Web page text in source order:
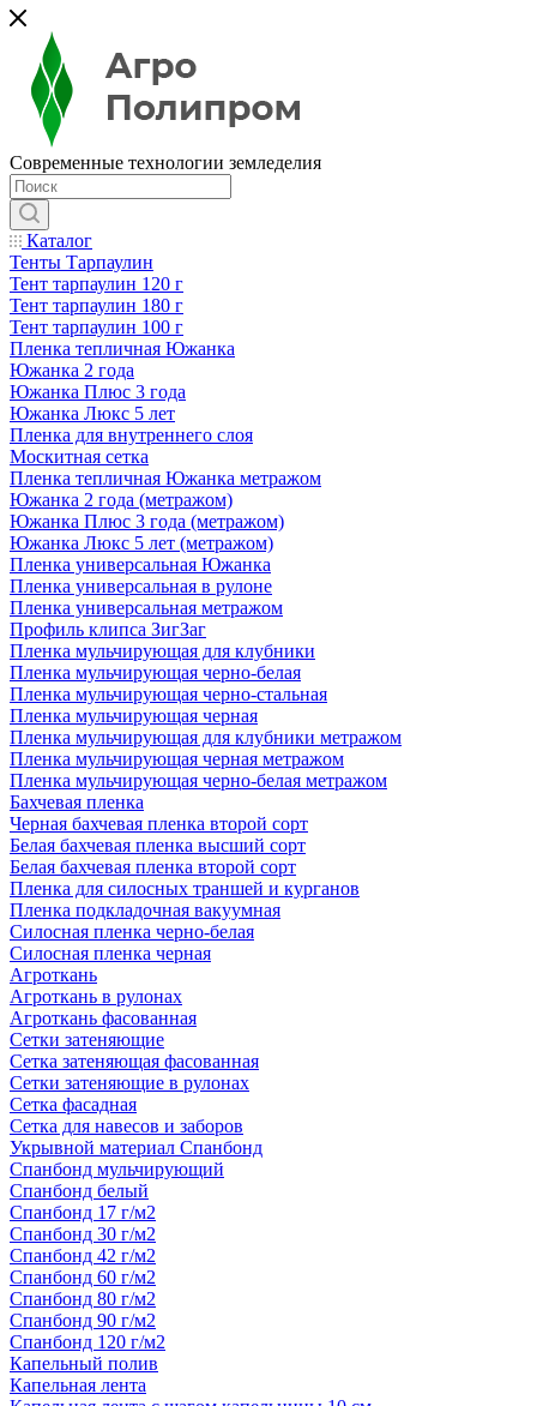
Современные технологии земледелия
Каталог
Тенты Тарпаулин
Тент тарпаулин 120 г
Тент тарпаулин 180 г
Тент тарпаулин 100 г
Пленка тепличная Южанка
Южанка 2 года
Южанка Плюс 3 года
Южанка Люкс 5 лет
Пленка для внутреннего слоя
Москитная сетка
Пленка тепличная Южанка метражом
Южанка 2 года (метражом)
Южанка Плюс 3 года (метражом)
Южанка Люкс 5 лет (метражом)
Пленка универсальная Южанка
Пленка универсальная в рулоне
Пленка универсальная метражом
Профиль клипса ЗигЗаг
Пленка мульчирующая для клубники
Пленка мульчирующая черно-белая
Пленка мульчирующая черно-стальная
Пленка мульчирующая черная
Пленка мульчирующая для клубники метражом
Пленка мульчирующая черная метражом
Пленка мульчирующая черно-белая метражом
Бахчевая пленка
Черная бахчевая пленка второй сорт
Белая бахчевая пленка высший сорт
Белая бахчевая пленка второй сорт
Пленка для силосных траншей и курганов
Пленка подкладочная вакуумная
Силосная пленка черно-белая
Силосная пленка черная
Агроткань
Агроткань в рулонах
Агроткань фасованная
Сетки затеняющие
Сетка затеняющая фасованная
Сетки затеняющие в рулонах
Сетка фасадная
Сетка для навесов и заборов
Укрывной материал Спанбонд
Спанбонд мульчирующий
Спанбонд белый
Спанбонд 17 г/м2
Спанбонд 30 г/м2
Спанбонд 42 г/м2
Спанбонд 60 г/м2
Спанбонд 80 г/м2
Спанбонд 90 г/м2
Спанбонд 120 г/м2
Капельный полив
Капельная лента